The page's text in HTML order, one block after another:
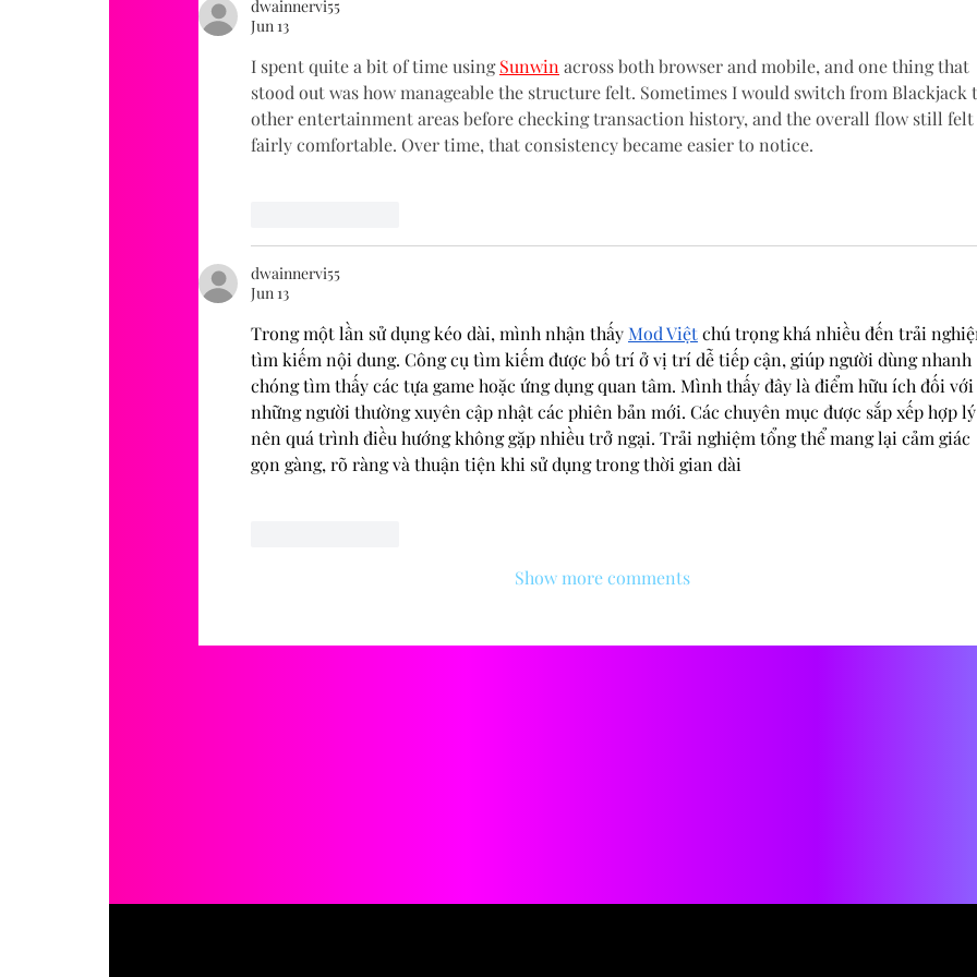
dwainnervi55
Jun 13
I spent quite a bit of time using Sunwin across both browser and mobile, and one thing that
stood out was how manageable the structure felt. Sometimes I would switch from Blackjack
other entertainment areas before checking transaction history, and the overall flow still felt
fairly comfortable. Over time, that consistency became easier to notice.
dwainnervi55
Jun 13
Trong một lần sử dụng kéo dài, mình nhận thấy Mod Việt chú trọng khá nhiều đến trải
tìm kiếm nội dung. Công cụ tìm kiếm được bố trí ở vị trí dễ tiếp cận, giúp người dùng nhanh
chóng tìm thấy các tựa game hoặc ứng dụng quan tâm. Mình thấy đây là điểm hữu ích đối với
những người thường xuyên cập nhật các phiên bản mới. Các chuyên mục được sắp xếp hợp lý
nên quá trình điều hướng không gặp nhiều trở ngại. Trải nghiệm tổng thể mang lại cảm giác
gọn gàng, rõ ràng và thuận tiện khi sử dụng trong thời gian dài
Show more comments